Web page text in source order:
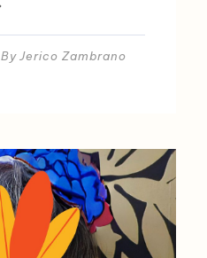
By Jerico Zambrano